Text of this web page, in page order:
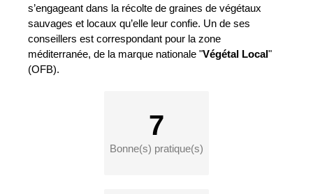
s’engageant dans la récolte de graines de végétaux
sauvages et locaux qu’elle leur confie. Un de ses
conseillers est correspondant pour la zone
méditerranée, de la marque nationale "Végétal Local"
(OFB).
7
Bonne(s) pratique(s)